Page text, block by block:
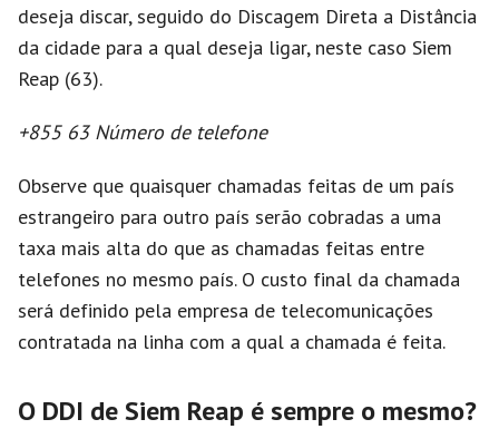
deseja discar, seguido do Discagem Direta a Distância
da cidade para a qual deseja ligar, neste caso Siem
Reap (63).
+855 63 Número de telefone
Observe que quaisquer chamadas feitas de um país
estrangeiro para outro país serão cobradas a uma
taxa mais alta do que as chamadas feitas entre
telefones no mesmo país. O custo final da chamada
será definido pela empresa de telecomunicações
contratada na linha com a qual a chamada é feita.
O DDI de Siem Reap é sempre o mesmo?